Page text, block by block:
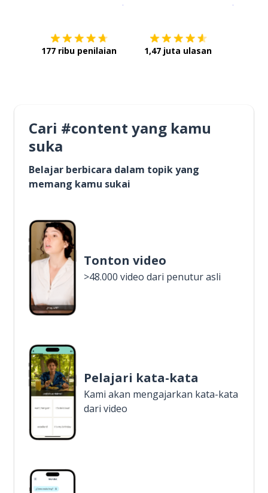
177 ribu penilaian 1,47 juta ulasan
Cari #content yang kamu
suka
Belajar berbicara dalam topik yang
memang kamu sukai
Tonton video
>48.000 video dari penutur asli
Pelajari kata-kata
Kami akan mengajarkan kata-kata
dari video